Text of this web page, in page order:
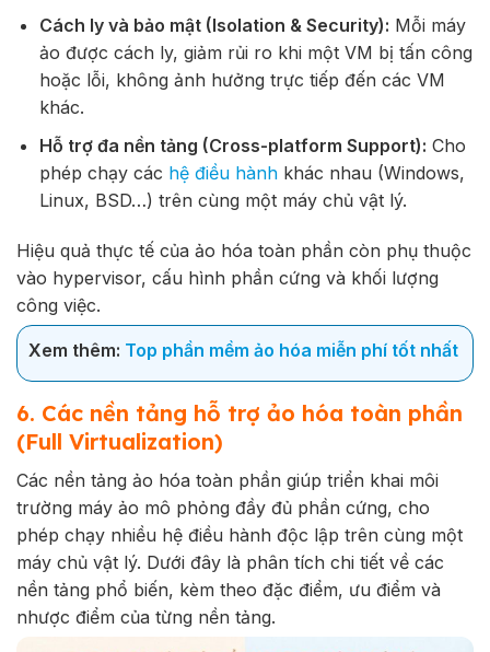
Cách ly và bảo mật (Isolation & Security): Mỗi máy
ảo được cách ly, giảm rủi ro khi một VM bị tấn công
hoặc lỗi, không ảnh hưởng trực tiếp đến các VM
khác.
Hỗ trợ đa nền tảng (Cross-platform Support): Cho
phép chạy các hệ điều hànhkhác nhau (Windows,
Linux, BSD…) trên cùng một máy chủ vật lý.
Hiệu quả thực tế của ảo hóa toàn phần còn phụ thuộc
vào hypervisor, cấu hình phần cứng và khối lượng
công việc.
Xem thêm: Top phần mềm ảo hóa miễn phí tốt nhất
6. Các nền tảng hỗ trợ ảo hóa toàn phần
(Full Virtualization)
Các nền tảng ảo hóa toàn phần giúp triển khai môi
trường máy ảo mô phỏng đầy đủ phần cứng, cho
phép chạy nhiều hệ điều hành độc lập trên cùng một
máy chủ vật lý. Dưới đây là phân tích chi tiết về các
nền tảng phổ biến, kèm theo đặc điểm, ưu điểm và
nhược điểm của từng nền tảng.